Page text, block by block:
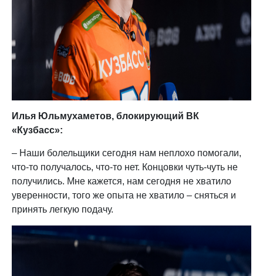
Илья Юльмухаметов, блокирующий ВК
«Кузбасс»:
– Наши болельщики сегодня нам неплохо помогали,
что-то получалось, что-то нет. Концовки чуть-чуть не
получились. Мне кажется, нам сегодня не хватило
уверенности, того же опыта не хватило – сняться и
принять легкую подачу.